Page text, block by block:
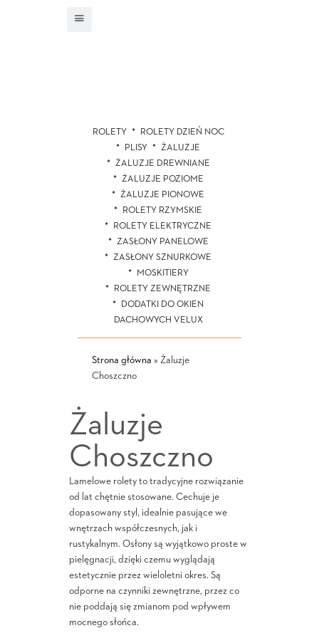
ROLETY
ROLETY DZIEŃ NOC
PLISY
ŻALUZJE
ŻALUZJE DREWNIANE
ŻALUZJE POZIOME
ŻALUZJE PIONOWE
ROLETY RZYMSKIE
ROLETY ELEKTRYCZNE
ZASŁONY PANELOWE
ZASŁONY SZNURKOWE
MOSKITIERY
ROLETY ZEWNĘTRZNE
DODATKI DO OKIEN
DACHOWYCH VELUX
Strona główna » Żaluzje
Choszczno
Żaluzje
Choszczno
Lamelowe rolety to tradycyjne rozwiązanie
od lat chętnie stosowane. Cechuje je
dopasowany styl, idealnie pasujące we
wnętrzach współczesnych, jak i
rustykalnym. Osłony są wyjątkowo proste w
pielęgnacji, dzięki czemu wyglądają
estetycznie przez wieloletni okres. Są
odporne na czynniki zewnętrzne, przez co
nie poddają się zmianom pod wpływem
mocnego słońca.